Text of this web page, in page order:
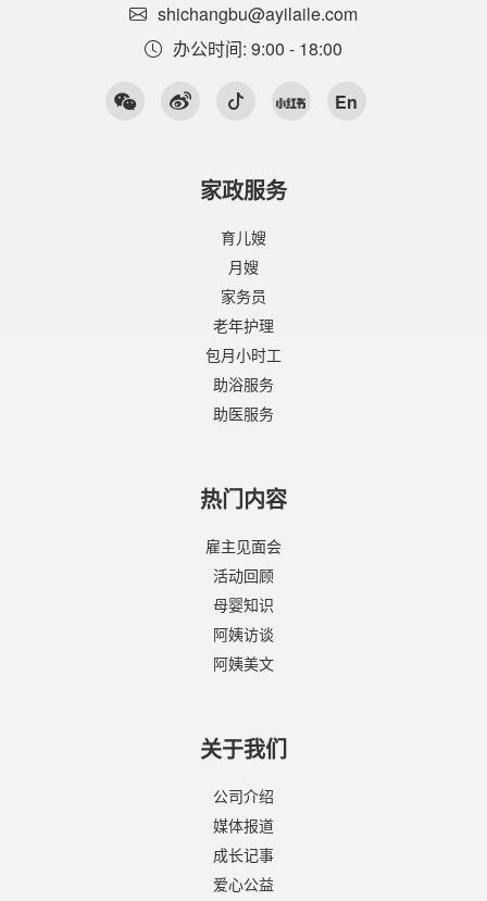
shichangbu@ayilaile.com
办公时间: 9:00 - 18:00
En
家政服务
育儿嫂
月嫂
家务员
老年护理
包月小时工
助浴服务
助医服务
热门内容
雇主见面会
活动回顾
母婴知识
阿姨访谈
阿姨美文
关于我们
公司介绍
媒体报道
成长记事
爱心公益